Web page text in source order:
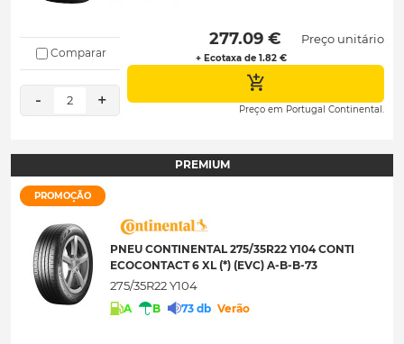
Comparar
- 2 +
277.09 €
+ Ecotaxa de 1.82 €
Preço unitário
Preço em Portugal Continental.
PREMIUM
PROMOÇÃO
PNEU CONTINENTAL 275/35R22 Y104 CONTI
ECOCONTACT 6 XL (*) (EVC) A-B-B-73
275/35R22 Y104
A B 73 db Verão